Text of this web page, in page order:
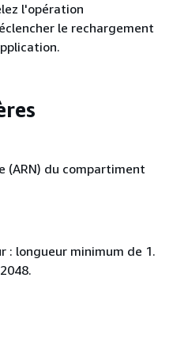
l'opération
le rechargement
(ARN) du compartiment
: longueur minimum de 1.